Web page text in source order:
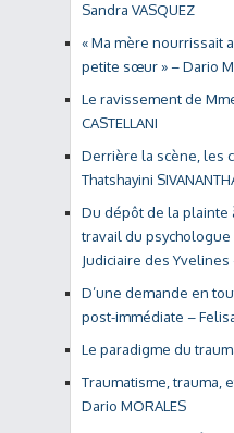
Sandra VASQUEZ
« Ma mère nourrissait
petite sœur » – Dario
Le ravissement de
CASTELLANI
Derrière la scène, les
Thatshayini
Du dépôt de la plainte
travail du psychologue
Judiciaire des Yvelines
D’une demande en
post-immédiate –
Le paradigme du
Traumatisme, trauma,
Dario MORALES